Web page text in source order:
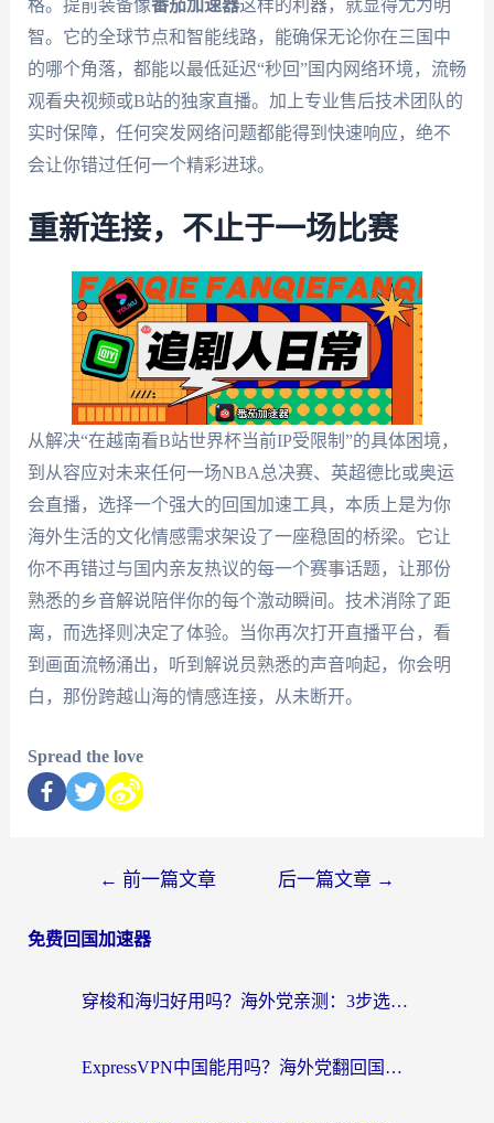
格。提前装备像番茄加速器这样的利器，就显得尤为明
智。它的全球节点和智能线路，能确保无论你在三国中
的哪个角落，都能以最低延迟“秒回”国内网络环境，流畅
观看央视频或B站的独家直播。加上专业售后技术团队的
实时保障，任何突发网络问题都能得到快速响应，绝不
会让你错过任何一个精彩进球。
重新连接，不止于一场比赛
从解决“在越南看B站世界杯当前IP受限制”的具体困境，
到从容应对未来任何一场NBA总决赛、英超德比或奥运
会直播，选择一个强大的回国加速工具，本质上是为你
海外生活的文化情感需求架设了一座稳固的桥梁。它让
你不再错过与国内亲友热议的每一个赛事话题，让那份
熟悉的乡音解说陪伴你的每个激动瞬间。技术消除了距
离，而选择则决定了体验。当你再次打开直播平台，看
到画面流畅涌出，听到解说员熟悉的声音响起，你会明
白，那份跨越山海的情感连接，从未断开。
Spread the love
← 前一篇文章 后一篇文章 →
免费回国加速器
穿梭和海归好用吗？海外党亲测：3步选对回国加速器，无缝刷国内剧玩手游
ExpressVPN中国能用吗？海外党翻回国内的加速器选择指南（附番茄加速器实测）